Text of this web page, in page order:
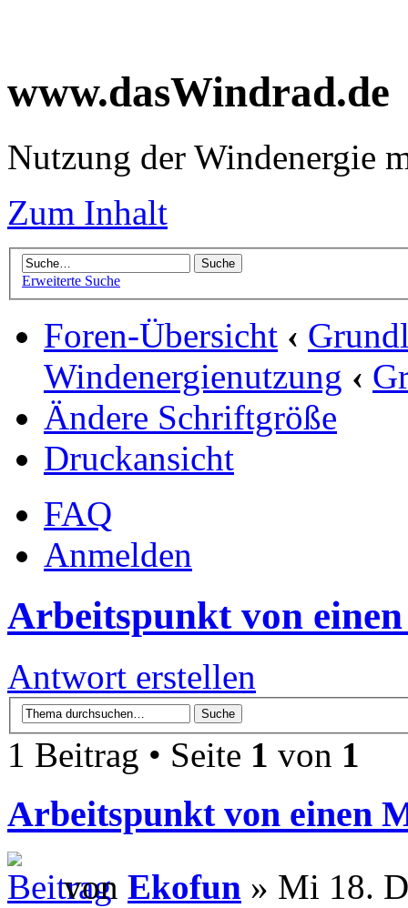
www.dasWindrad.de
Nutzung der Windenergie
Zum Inhalt
Erweiterte Suche
Foren-Übersicht ‹
Windenergienutzung ‹
Ändere Schriftgröße
Druckansicht
FAQ
Anmelden
Arbeitspunkt von
Antwort erstellen
1 Beitrag • Seite 1 von 1
Arbeitspunkt von einen
von Ekofun » Mi 18.